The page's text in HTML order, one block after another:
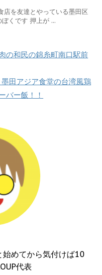
店を友達とやっている墨田区
くです 押上が ...
の和民の錦糸町南口駅前
田アジア食堂の台湾風鶏
バー飯！！
めてから気付けば10
代表